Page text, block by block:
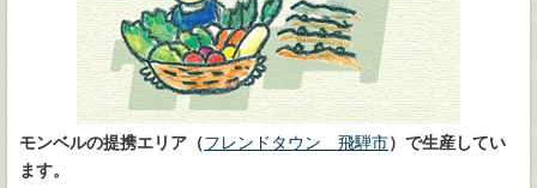
モンベルの提携エリア（フレンドタウン 飛騨市）で生産してい
ます。